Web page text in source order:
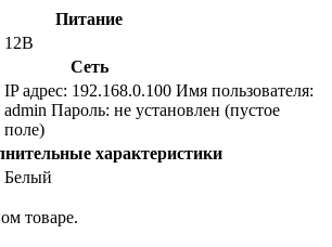
Питание
12В
Сеть
IP адрес: 192.168.0.100 Имя пользователя:
admin Пароль: не установлен (пустое
поле)
характеристики
Белый
товаре.